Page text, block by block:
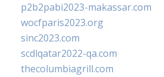
p2b2pabi2023-makassar.com
wocfparis2023.org
sinc2023.com
scdlqatar2022-qa.com
thecolumbiagrill.com